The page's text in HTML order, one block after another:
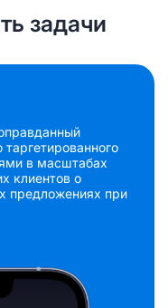
задачи
в масштабах
клиентов о
предложениях при